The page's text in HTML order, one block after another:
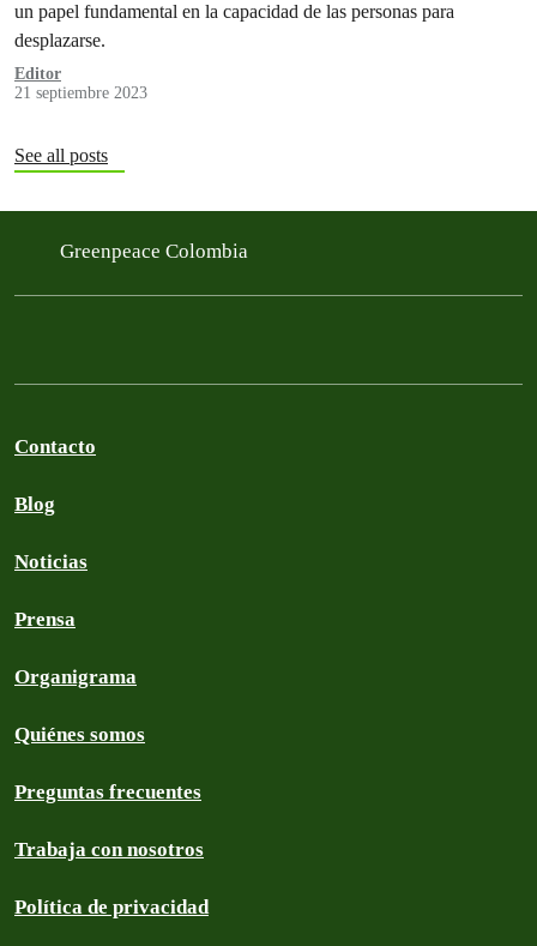
un papel fundamental en la capacidad de las personas para
desplazarse.
Editor
21 septiembre 2023
See all posts
Greenpeace Colombia
Contacto
Blog
Noticias
Prensa
Organigrama
Quiénes somos
Preguntas frecuentes
Trabaja con nosotros
Política de privacidad